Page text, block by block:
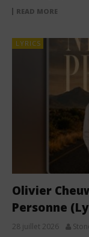
READ MORE
LYRICS
Olivier
Personne
28 juillet 2026